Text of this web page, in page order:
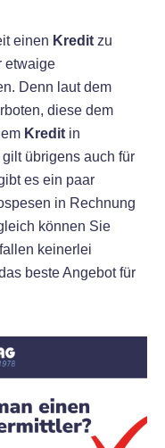
einen Kredit zu
etwaige
Denn laut dem
diese dem
Kredit in
übrigens auch für
es ein paar
in Rechnung
können Sie
keinerlei
beste Angebot für